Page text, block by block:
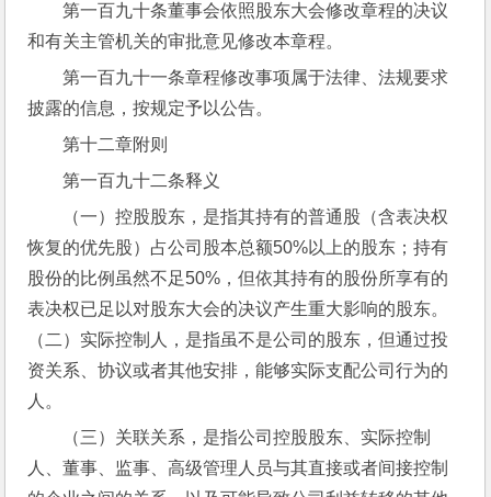
第一百九十条董事会依照股东大会修改章程的决议
和有关主管机关的审批意见修改本章程。
第一百九十一条章程修改事项属于法律、法规要求
披露的信息，按规定予以公告。
第十二章附则
第一百九十二条释义
（一）控股股东，是指其持有的普通股（含表决权
恢复的优先股）占公司股本总额50%以上的股东；持有
股份的比例虽然不足50%，但依其持有的股份所享有的
表决权已足以对股东大会的决议产生重大影响的股东。
（二）实际控制人，是指虽不是公司的股东，但通过投
资关系、协议或者其他安排，能够实际支配公司行为的
人。
（三）关联关系，是指公司控股股东、实际控制
人、董事、监事、高级管理人员与其直接或者间接控制